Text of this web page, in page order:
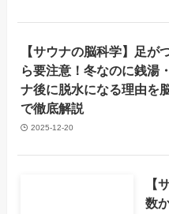
【サウナの脳科学】足が
ら要注意！冬なのに銭湯
ナ後に脱水になる理由を
で徹底解説
2025-12-20
【
数